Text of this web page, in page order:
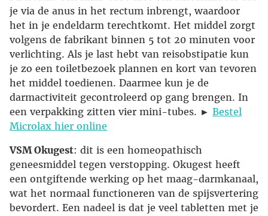
je via de anus in het rectum inbrengt, waardoor
het in je endeldarm terechtkomt. Het middel zorgt
volgens de fabrikant binnen 5 tot 20 minuten voor
verlichting. Als je last hebt van reisobstipatie kun
je zo een toiletbezoek plannen en kort van tevoren
het middel toedienen. Daarmee kun je de
darmactiviteit gecontroleerd op gang brengen. In
een verpakking zitten vier mini-tubes. ► Bestel
Microlax hier online
VSM Okugest: dit is een homeopathisch
geneesmiddel tegen verstopping. Okugest heeft
een ontgiftende werking op het maag-darmkanaal,
wat het normaal functioneren van de spijsvertering
bevordert. Een nadeel is dat je veel tabletten met je